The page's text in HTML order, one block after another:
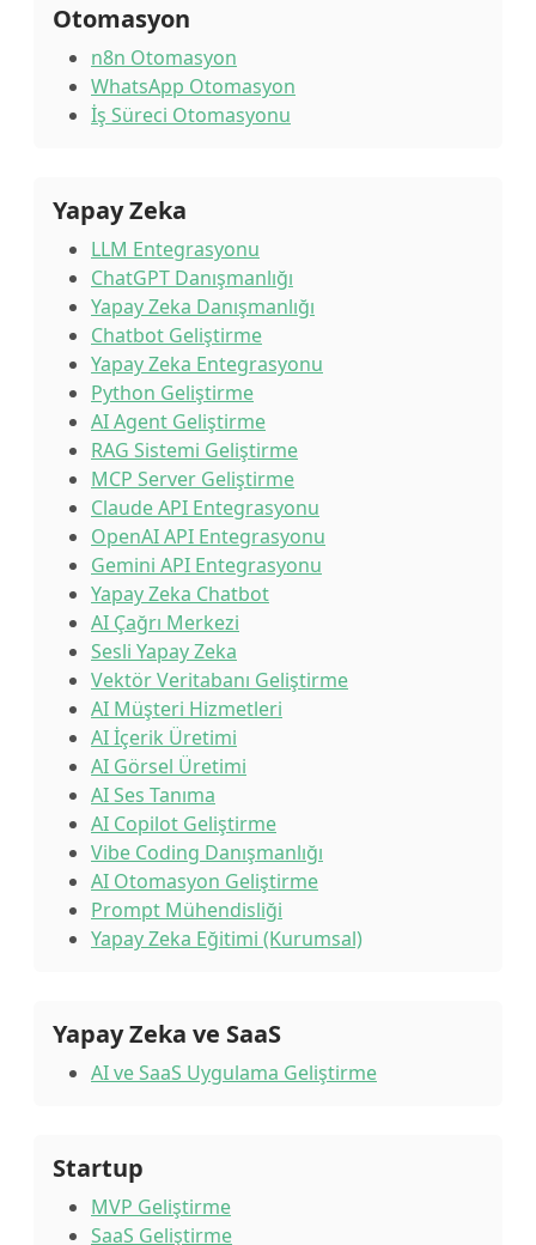
Otomasyon
n8n Otomasyon
WhatsApp Otomasyon
İş Süreci Otomasyonu
Yapay Zeka
LLM Entegrasyonu
ChatGPT Danışmanlığı
Yapay Zeka Danışmanlığı
Chatbot Geliştirme
Yapay Zeka Entegrasyonu
Python Geliştirme
AI Agent Geliştirme
RAG Sistemi Geliştirme
MCP Server Geliştirme
Claude API Entegrasyonu
OpenAI API Entegrasyonu
Gemini API Entegrasyonu
Yapay Zeka Chatbot
AI Çağrı Merkezi
Sesli Yapay Zeka
Vektör Veritabanı Geliştirme
AI Müşteri Hizmetleri
AI İçerik Üretimi
AI Görsel Üretimi
AI Ses Tanıma
AI Copilot Geliştirme
Vibe Coding Danışmanlığı
AI Otomasyon Geliştirme
Prompt Mühendisliği
Yapay Zeka Eğitimi (Kurumsal)
Yapay Zeka ve SaaS
AI ve SaaS Uygulama Geliştirme
Startup
MVP Geliştirme
SaaS Geliştirme